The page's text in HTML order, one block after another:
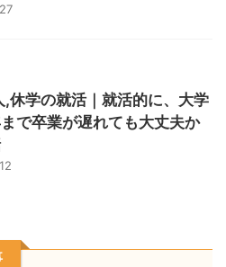
,休学の就活｜就活的に、大学
で卒業が遅れても大丈夫か